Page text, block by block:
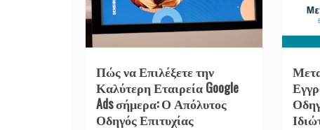
Πώς να Επιλέξετε την
Καλύτερη Εταιρεία Google
Ads σήμερα: Ο Απόλυτος
Οδηγός Επιτυχίας